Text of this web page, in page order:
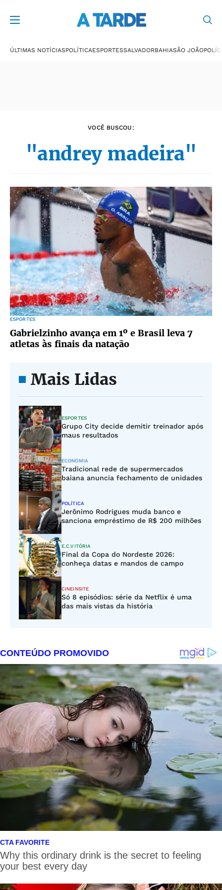
ÚLTIMAS NOTÍCIASPOLÍTICAESPORTESSALVADORBAHIASÃO JOÃO
VOCÊ BUSCOU:
"andrey madeira"
ESPORTES
Gabrielzinho avança em 1º e Brasil leva 7
atletas às finais da natação
Mais Lidas
ESPORTES
Grupo City decide demitir treinador após
maus resultados
ECONOMIA
Tradicional rede de supermercados
baiana anuncia fechamento de unidades
POLÍTICA
Jerônimo Rodrigues muda banco e
sanciona empréstimo de R$ 200 milhões
E.C.VITÓRIA
Final da Copa do Nordeste 2026:
conheça datas e mandos de campo
CINEINSITE
Só 8 episódios: série da Netflix é uma
das mais vistas da história